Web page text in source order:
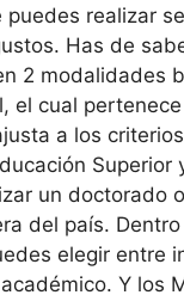
puedes realizar
Has de
2 modalidades
el cual
a los
Superior
un doctorado
del país.
elegir entre
Y los